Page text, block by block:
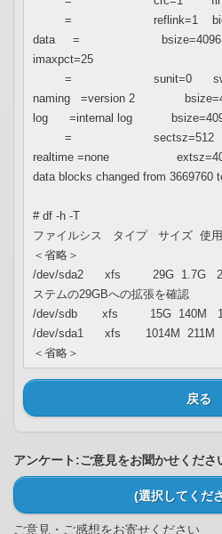
= reflink=1
data = bsize=4096
imaxpct=25
= sunit=0
naming =version 2
log =internal log bsize=4096
= sectsz=512 sunit=0
realtime =none extsz=4096
data blocks changed from 3669760
# df -h -T
ファイルシス タイプ サイズ 使
＜省略＞
/dev/sda2 xfs 29G 1.7G
ステムの29GBへの拡張を確認
/dev/sdb xfs 15G 140M
/dev/sda1 xfs 1014M 211M
＜省略＞
戻る
アンケート:ご意見をお聞かせくださ
(選択してくだ
ご意見・ご感想をお寄せください